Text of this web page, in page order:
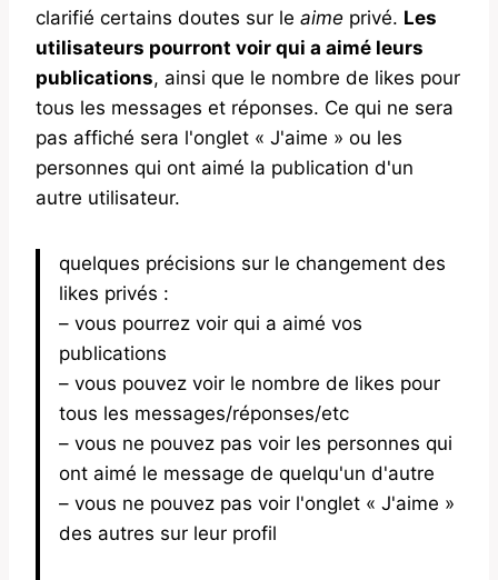
clarifié certains doutes sur le aime privé. Les
utilisateurs pourront voir qui a aimé leurs
publications, ainsi que le nombre de likes pour
tous les messages et réponses. Ce qui ne sera
pas affiché sera l'onglet « J'aime » ou les
personnes qui ont aimé la publication d'un
autre utilisateur.
quelques précisions sur le changement des
likes privés :
– vous pourrez voir qui a aimé vos
publications
– vous pouvez voir le nombre de likes pour
tous les messages/réponses/etc
– vous ne pouvez pas voir les personnes qui
ont aimé le message de quelqu'un d'autre
– vous ne pouvez pas voir l'onglet « J'aime »
des autres sur leur profil